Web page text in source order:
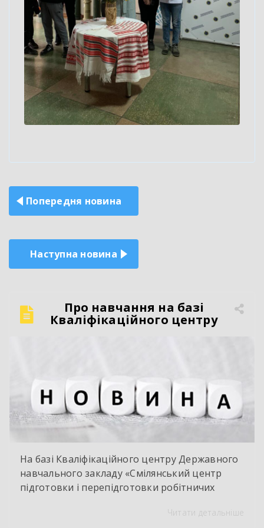
Навігація
записів
Попередня новина
Наступна новина
Про навчання на базі
Кваліфікаційного центру
На базі Кваліфікаційного центру Державного
навчального закладу «Смілянський центр
підготовки і перепідготовки робітничих
оцінювання і визнання результатівЧитати детальніше